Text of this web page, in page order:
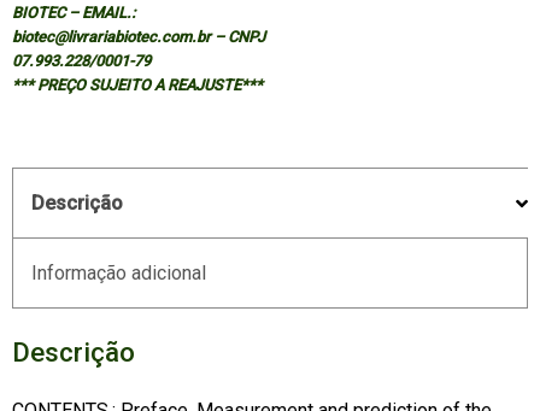
BIOTEC – EMAIL.:
biotec@livrariabiotec.com.br – CNPJ
07.993.228/0001-79
*** PREÇO SUJEITO A REAJUSTE***
Descrição
Informação adicional
Descrição